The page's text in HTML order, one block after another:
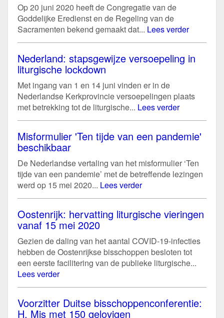
Op 20 juni 2020 heeft de Congregatie van de
Goddelijke Eredienst en de Regeling van de
Sacramenten bekend gemaakt dat... Lees verder
Nederland: stapsgewijze versoepeling in
liturgische lockdown
Met ingang van 1 en 14 juni vinden er in de
Nederlandse Kerkprovincie versoepelingen plaats
met betrekking tot de liturgische... Lees verder
Misformulier 'Ten tijde van een pandemie'
beschikbaar
De Nederlandse vertaling van het misformulier ‘Ten
tijde van een pandemie’ met de betreffende lezingen
werd op 15 mei 2020... Lees verder
Oostenrijk: hervatting liturgische vieringen
vanaf 15 mei 2020
Gezien de daling van het aantal COVID-19-infecties
hebben de Oostenrijkse bisschoppen besloten tot
een eerste facilitering van de publieke liturgische...
Lees verder
Voorzitter Duitse bisschoppenconferentie:
H. Mis met 150 gelovigen